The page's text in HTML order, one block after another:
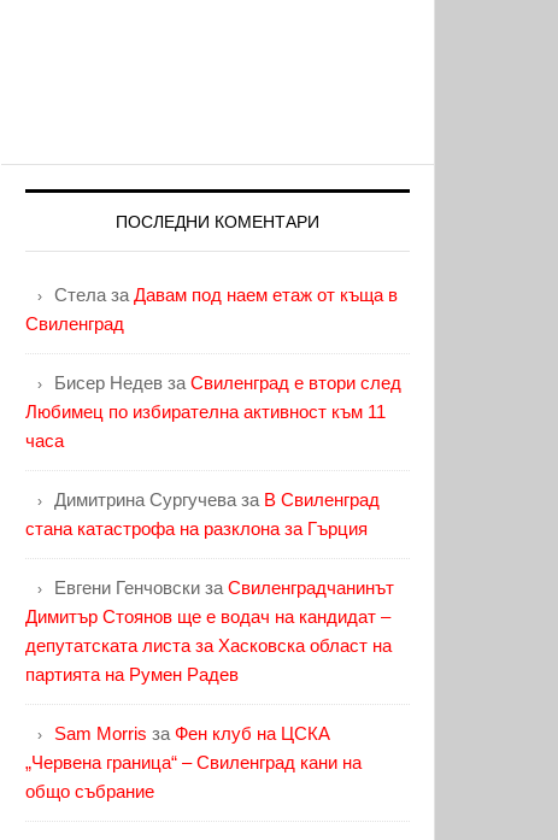
ПОСЛЕДНИ КОМЕНТАРИ
Стела за Давам под наем етаж от къща в
Свиленград
Бисер Недев за Свиленград е втори след
Любимец по избирателна активност към 11
часа
Димитрина Сургучева за В Свиленград
стана катастрофа на разклона за Гърция
Евгени Генчовски за Свиленградчанинът
Димитър Стоянов ще е водач на кандидат –
депутатската листа за Хасковска област на
партията на Румен Радев
Sam Morris за Фен клуб на ЦСКА
„Червена граница“ – Свиленград кани на
общо събрание